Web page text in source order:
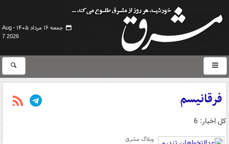
جمعه ۱۶ مرداد ۱۴۰۵ -
Aug
7 2026
فرقانیسم
کل اخبار: 6
وبلاگ مشرق